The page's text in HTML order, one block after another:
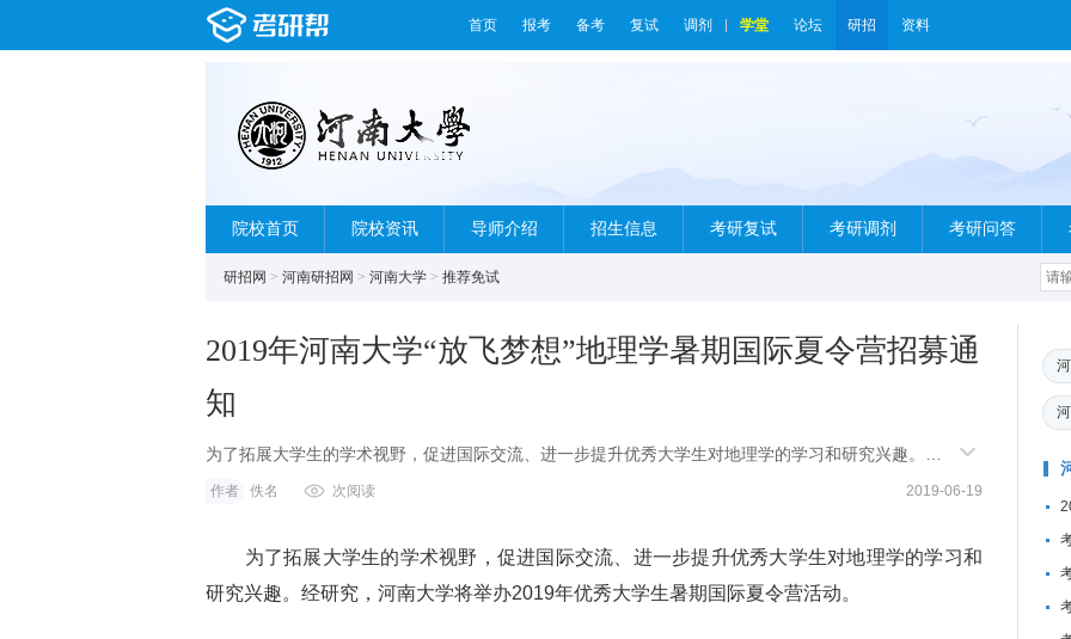
首页 报考 备考 复试 调剂 学堂 论坛 研招 资料
院校首页 院校资讯 导师介绍 招生信息 考研复试 考研调剂 考研问答
研招网 > 河南研招网 > 河南大学 > 推荐免试
2019年河南大学“放飞梦想”地理学暑期国际夏令营招募通
知
为了拓展大学生的学术视野，促进国际交流、进一步提升优秀大学生对地理学的学习和研究兴趣。经
作者 佚名 次阅读 2019-06-19
为了拓展大学生的学术视野，促进国际交流、进一步提升优秀大学生对地理学的学习和
研究兴趣。经研究，河南大学将举办2019年优秀大学生暑期国际夏令营活动。